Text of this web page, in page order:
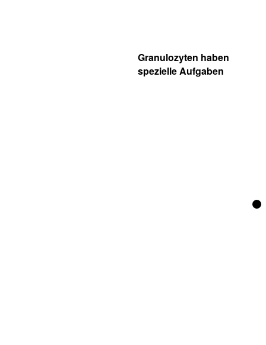
Granulozyten haben
spezielle Aufgaben